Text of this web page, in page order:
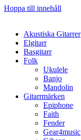
Hoppa till innehåll
Akustiska Gitarrer
Elgitarr
Basgitarr
Folk
Ukulele
Banjo
Mandolin
Gitarrmärken
Epiphone
Faith
Fender
Gear4music